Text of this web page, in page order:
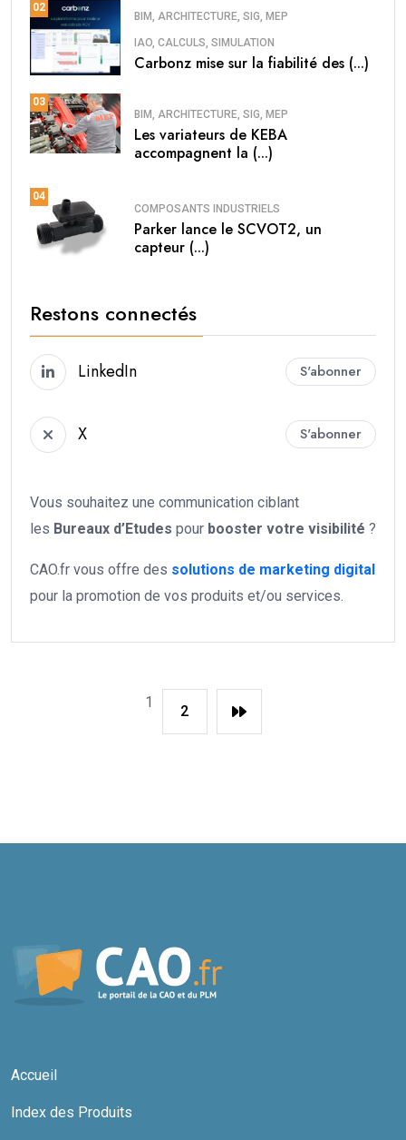
02
BIM, ARCHITECTURE, SIG, MEP
IAO, CALCULS, SIMULATION
Carbonz mise sur la fiabilité des (...)
03
BIM, ARCHITECTURE, SIG, MEP
Les variateurs de KEBA
accompagnent la (...)
04
COMPOSANTS INDUSTRIELS
Parker lance le SCVOT2, un
capteur (...)
Restons connectés
LinkedIn S'abonner
X S'abonner
Vous souhaitez une communication ciblant
les Bureaux d’Etudes pour booster votre visibilité ?
CAO.fr vous offre des solutions de marketing digital
pour la promotion de vos produits et/ou services.
1
2
Accueil
Index des Produits